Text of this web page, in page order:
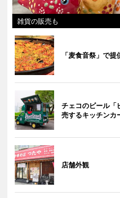
雑貨の販売も
「麦食音祭」で
チェコのビール「
売するキッチンカ
店舗外観